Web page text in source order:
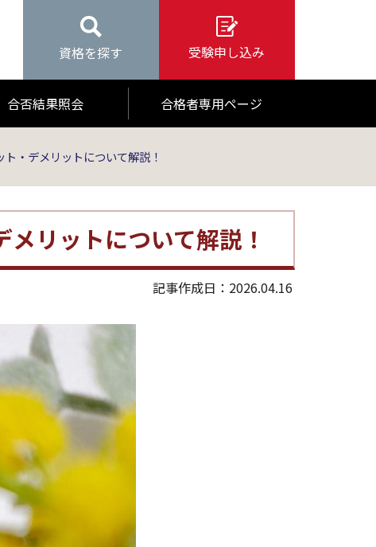
資格を探す 受験申し込み
合否結果照会 合格者専用ページ
・デメリットについて解説！
リットについて解説！
記事作成日：2026.04.16